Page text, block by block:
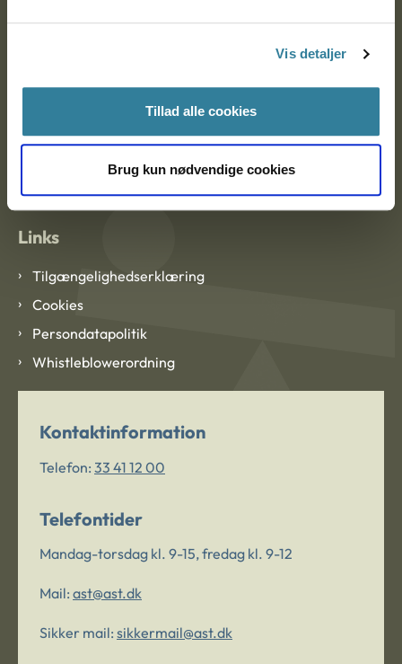
Vis detaljer
Tillad alle cookies
Brug kun nødvendige cookies
EAN: 57 98 000 35 48 21
Om Ankestyrelsen
Om Ankestyrelsen
Blanketter og kontaktformularer
Links
Tilgængelighedserklæring
Cookies
Persondatapolitik
Whistleblowerordning
Kontaktinformation
Telefon: 33 41 12 00
Telefontider
Mandag-torsdag kl. 9-15, fredag kl. 9-12
Mail: ast@ast.dk
Sikker mail: sikkermail@ast.dk